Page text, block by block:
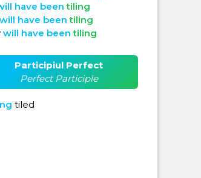
have beentiling
will have beentiling
will have beentiling
Participiul Perfect
Perfect Participle
tiled